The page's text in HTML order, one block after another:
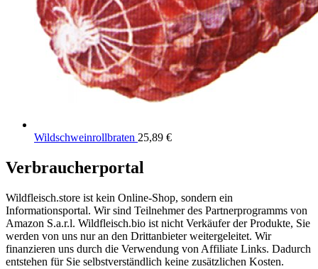
Wildschweinrollbraten 25,89 €
Verbraucherportal
Wildfleisch.store ist kein Online-Shop, sondern ein
Informationsportal. Wir sind Teilnehmer des Partnerprogramms von
Amazon S.a.r.l. Wildfleisch.bio ist nicht Verkäufer der Produkte, Sie
werden von uns nur an den Drittanbieter weitergeleitet. Wir
finanzieren uns durch die Verwendung von Affiliate Links. Dadurch
entstehen für Sie selbstverständlich keine zusätzlichen Kosten.